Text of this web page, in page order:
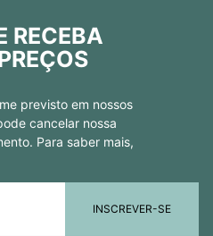
RECEBA
previsto em nossos
cancelar nossa
Para saber mais,
INSCREVER-SE